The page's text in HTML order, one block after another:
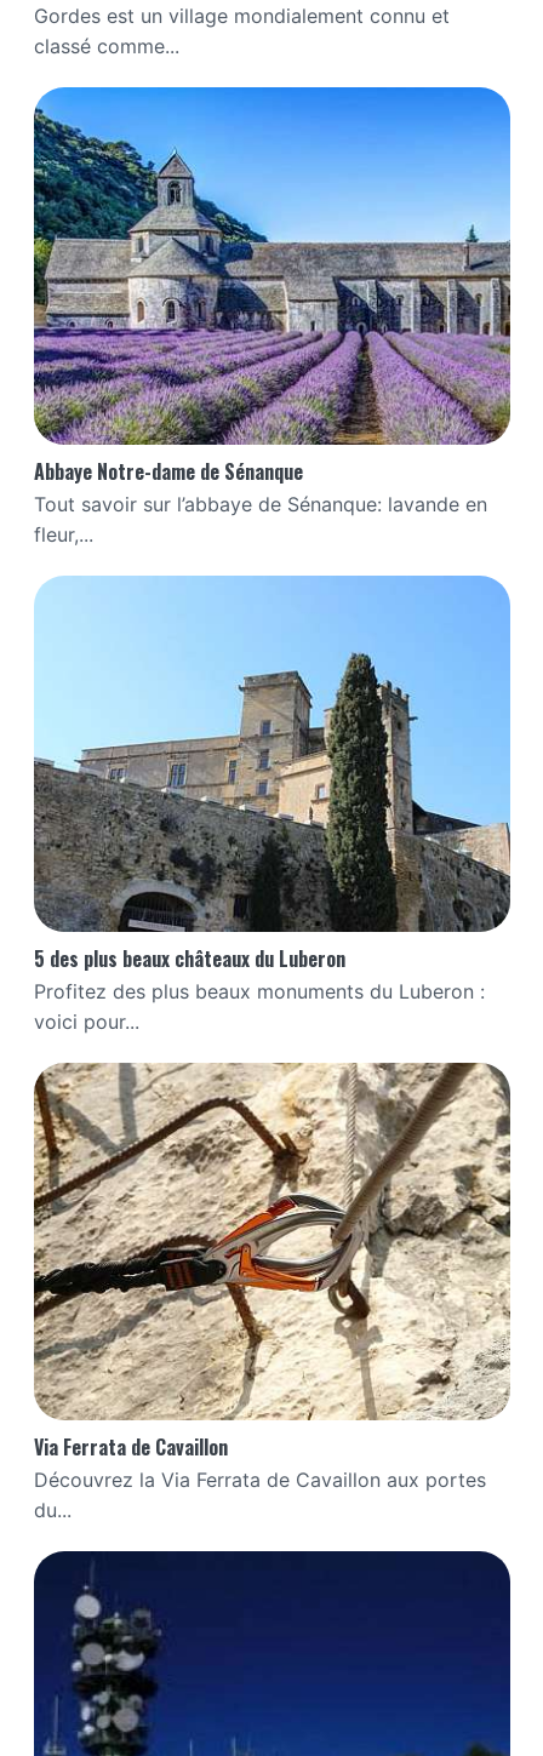
Gordes est un village mondialement connu et
classé comme...
Abbaye Notre-dame de Sénanque
Tout savoir sur l’abbaye de Sénanque: lavande en
fleur,...
5 des plus beaux châteaux du Luberon
Profitez des plus beaux monuments du Luberon :
voici pour...
Via Ferrata de Cavaillon
Découvrez la Via Ferrata de Cavaillon aux portes
du...